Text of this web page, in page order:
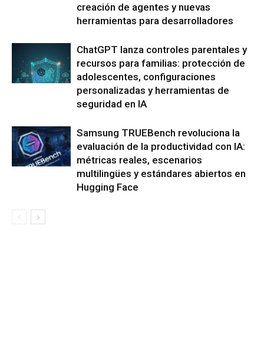
creación de agentes y nuevas
herramientas para desarrolladores
ChatGPT lanza controles parentales y
recursos para familias: protección de
adolescentes, configuraciones
personalizadas y herramientas de
seguridad en IA
Samsung TRUEBench revoluciona la
evaluación de la productividad con IA:
métricas reales, escenarios
multilingües y estándares abiertos en
Hugging Face